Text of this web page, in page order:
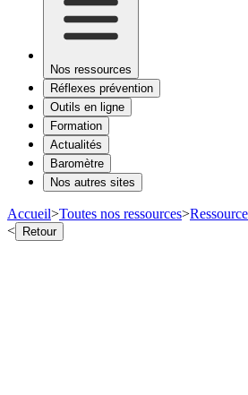
Nos ressources
Réflexes prévention
Outils en ligne
Formation
Actualités
Baromètre
Nos autres sites
Accueil>Toutes nos ressources>
< Retour